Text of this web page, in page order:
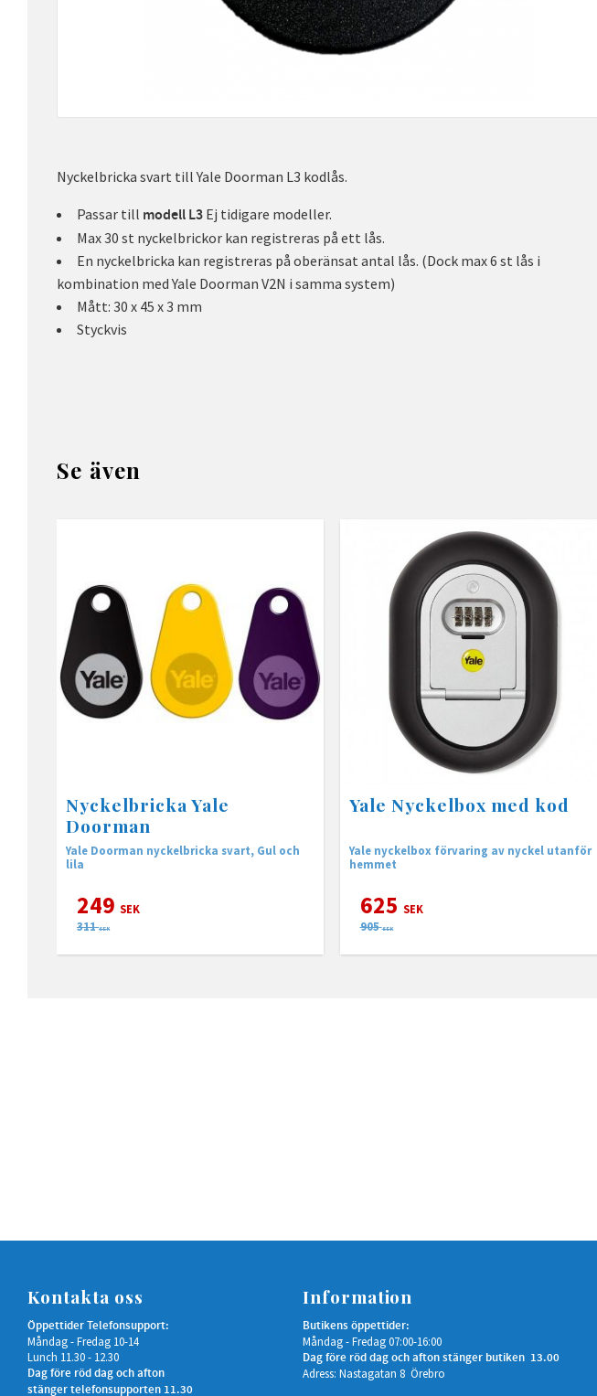
Nyckelbricka svart till Yale Doorman L3 kodlås.
Passar till modell L3 Ej tidigare modeller.
Max 30 st nyckelbrickor kan registreras på ett lås.
En nyckelbricka kan registreras på oberänsat antal lås. (Dock max 6 st lås i
kombination med Yale Doorman V2N i samma system)
Mått: 30 x 45 x 3 mm
Styckvis
Se även
Nyckelbricka Yale
Doorman
Yale Doorman nyckelbricka svart, Gul och
lila
249 SEK
311 SEK
Yale Nyckelbox med kod
Yale nyckelbox förvaring av nyckel utanför
hemmet
625 SEK
905 SEK
Kontakta oss
Öppettider Telefonsupport:
Måndag - Fredag 10-14
Lunch 11.30 - 12.30
Dag före röd dag och afton
stänger telefonsupporten 11.30
Information
Butikens öppettider:
Måndag - Fredag 07:00-16:00
Dag före röd dag och afton stänger butiken 13.00
Adress: Nastagatan 8 Örebro